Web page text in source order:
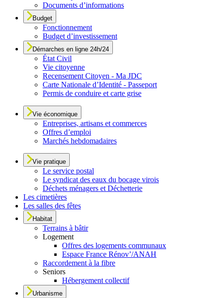
Documents d’informations
Budget
Fonctionnement
Budget d’investissement
Démarches en ligne 24h/24
État Civil
Vie citoyenne
Recensement Citoyen - Ma JDC
Carte Nationale d’Identité - Passeport
Permis de conduire et carte grise
Vie économique
Entreprises, artisans et commerces
Offres d’emploi
Marchés hebdomadaires
Vie pratique
Le service postal
Le syndicat des eaux du bocage virois
Déchets ménagers et Déchetterie
Les cimetières
Les salles des fêtes
Habitat
Terrains à bâtir
Logement
Offres des logements communaux
Espace France Rénov’/ANAH
Raccordement à la fibre
Seniors
Hébergement collectif
Urbanisme